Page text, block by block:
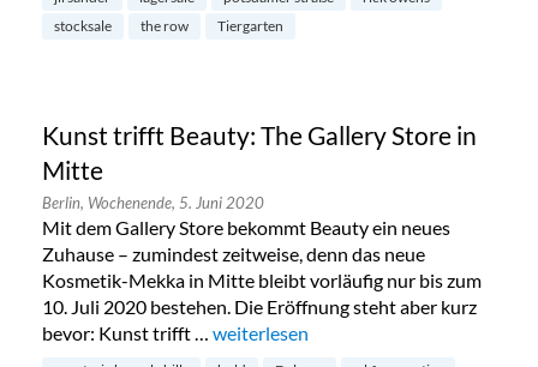
stocksale
the row Tiergarten
Kunst trifft Beauty: The Gallery Store in
Mitte
Berlin, Wochenende, 5. Juni 2020
Mit dem Gallery Store bekommt Beauty ein neues
Zuhause – zumindest zeitweise, denn das neue
Kosmetik-Mekka in Mitte bleibt vorläufig nur bis zum
10. Juli 2020 bestehen. Die Eröffnung steht aber kurz
bevor: Kunst trifft … „Kunst trifft Beauty: The Gallery Store
weiterlesen